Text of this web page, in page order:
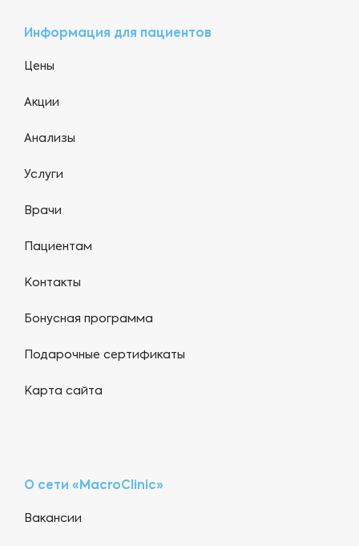
Информация для пациентов
Цены
Акции
Анализы
Услуги
Врачи
Пациентам
Контакты
Бонусная программа
Подарочные сертификаты
Карта сайта
О сети «MacroClinic»
Вакансии